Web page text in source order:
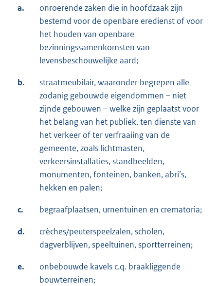
a.
onroerende zaken die in hoofdzaak zijn
bestemd voor de openbare eredienst of voor
het houden van openbare
bezinningssamenkomsten van
levensbeschouwelijke aard;
b.
straatmeubilair, waaronder begrepen alle
zodanig gebouwde eigendommen – niet
zijnde gebouwen – welke zijn geplaatst voor
het belang van het publiek, ten dienste van
het verkeer of ter verfraaiing van de
gemeente, zoals lichtmasten,
verkeersinstallaties, standbeelden,
monumenten, fonteinen, banken, abri’s,
hekken en palen;
c. begraafplaatsen, urnentuinen en crematoria;
d.
crèches/peuterspeelzalen, scholen,
dagverblijven, speeltuinen, sportterreinen;
e.
onbebouwde kavels c.q. braakliggende
bouwterreinen;